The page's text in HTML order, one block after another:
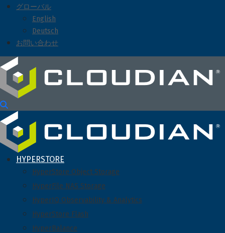
グローバル
English
Deutsch
お問い合わせ
HYPERSTORE
HyperStore Object Storage
HyperFile NAS Storage
HyperIQ Observability & Analytics
HyperStore Flash
HyperBalance